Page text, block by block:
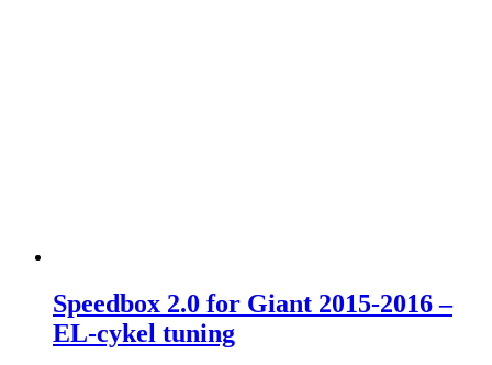
Speedbox 2.0 for Giant 2015-2016 –
EL-cykel tuning